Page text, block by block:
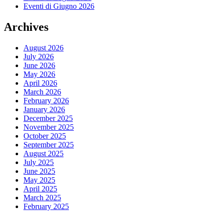
Eventi di Giugno 2026
Archives
August 2026
July 2026
June 2026
May 2026
April 2026
March 2026
February 2026
January 2026
December 2025
November 2025
October 2025
September 2025
August 2025
July 2025
June 2025
May 2025
April 2025
March 2025
February 2025